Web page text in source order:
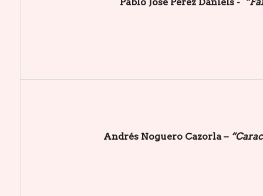
Andrés Noguero Cazorla –